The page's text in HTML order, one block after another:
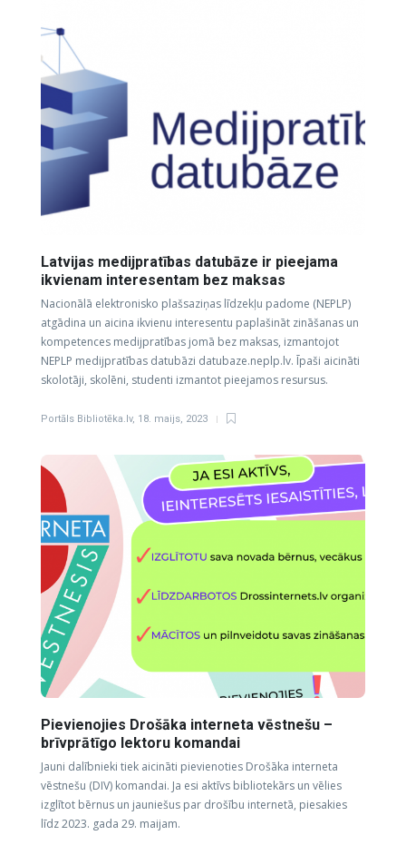
Latvijas medijpratības datubāze ir pieejama
ikvienam interesentam bez maksas
Nacionālā elektronisko plašsaziņas līdzekļu padome (NEPLP)
atgādina un aicina ikvienu interesentu paplašināt zināšanas un
kompetences medijpratības jomā bez maksas, izmantojot
NEPLP medijpratības datubāzi datubaze.neplp.lv. Īpaši aicināti
skolotāji, skolēni, studenti izmantot pieejamos resursus.
Portāls Bibliotēka.lv, 18. maijs, 2023
Pievienojies Drošāka interneta vēstnešu –
brīvprātīgo lektoru komandai
Jauni dalībnieki tiek aicināti pievienoties Drošāka interneta
vēstnešu (DIV) komandai. Ja esi aktīvs bibliotekārs un vēlies
izglītot bērnus un jauniešus par drošību internetā, piesakies
līdz 2023. gada 29. maijam.